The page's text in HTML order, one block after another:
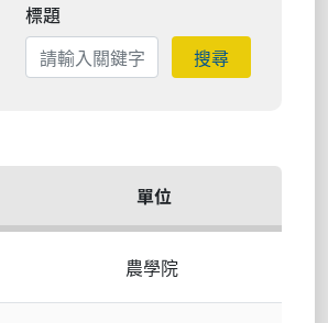
標題
搜尋
單位
農學院